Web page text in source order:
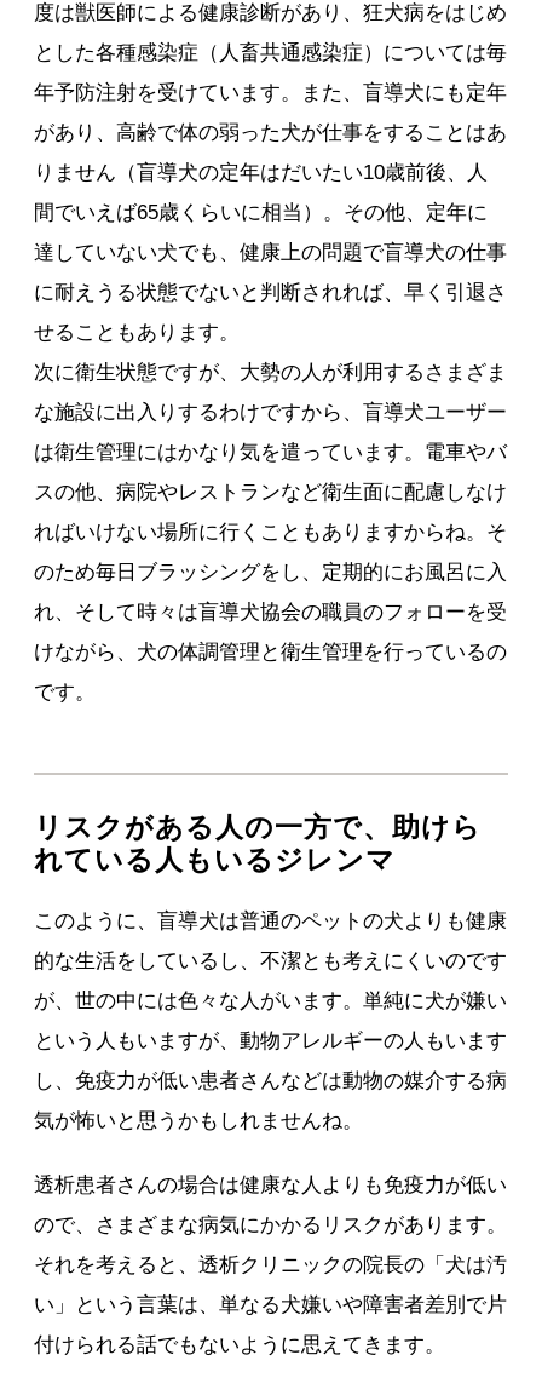
度は獣医師による健康診断があり、狂犬病をはじめ
とした各種感染症（人畜共通感染症）については毎
年予防注射を受けています。また、盲導犬にも定年
があり、高齢で体の弱った犬が仕事をすることはあ
りません（盲導犬の定年はだいたい10歳前後、人
間でいえば65歳くらいに相当）。その他、定年に
達していない犬でも、健康上の問題で盲導犬の仕事
に耐えうる状態でないと判断されれば、早く引退さ
せることもあります。
次に衛生状態ですが、大勢の人が利用するさまざま
な施設に出入りするわけですから、盲導犬ユーザー
は衛生管理にはかなり気を遣っています。電車やバ
スの他、病院やレストランなど衛生面に配慮しなけ
ればいけない場所に行くこともありますからね。そ
のため毎日ブラッシングをし、定期的にお風呂に入
れ、そして時々は盲導犬協会の職員のフォローを受
けながら、犬の体調管理と衛生管理を行っているの
です。
リスクがある人の一方で、助けら
れている人もいるジレンマ
このように、盲導犬は普通のペットの犬よりも健康
的な生活をしているし、不潔とも考えにくいのです
が、世の中には色々な人がいます。単純に犬が嫌い
という人もいますが、動物アレルギーの人もいます
し、免疫力が低い患者さんなどは動物の媒介する病
気が怖いと思うかもしれませんね。
透析患者さんの場合は健康な人よりも免疫力が低い
ので、さまざまな病気にかかるリスクがあります。
それを考えると、透析クリニックの院長の「犬は汚
い」という言葉は、単なる犬嫌いや障害者差別で片
付けられる話でもないように思えてきます。